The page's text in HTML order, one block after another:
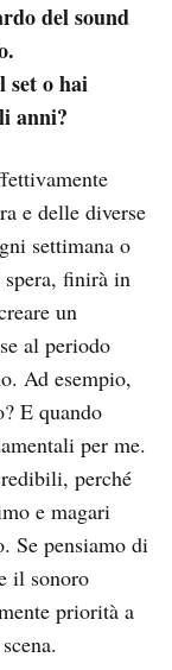
del sound
set o hai
anni?
e delle diverse
settimana o
finirà in
un
al periodo
Ad esempio,
E quando
per me.
perché
e magari
Se pensiamo di
il sonoro
priorità a